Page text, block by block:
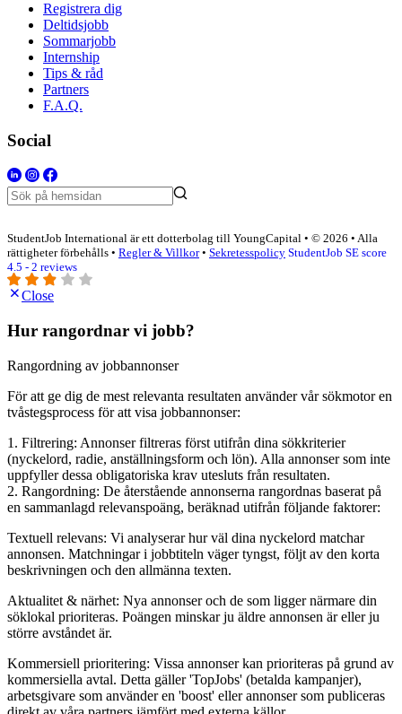
Registrera dig
Deltidsjobb
Sommarjobb
Internship
Tips & råd
Partners
F.A.Q.
Social
StudentJob International är ett dotterbolag till YoungCapital • © 2026 • Alla
rättigheter förbehålls • Regler & Villkor• Sekretesspolicy StudentJob SE score
4.5 - 2 reviews
Close
Hur rangordnar vi jobb?
Rangordning av jobbannonser
För att ge dig de mest relevanta resultaten använder vår sökmotor en
tvåstegsprocess för att visa jobbannonser:
1. Filtrering: Annonser filtreras först utifrån dina sökkriterier
(nyckelord, radie, anställningsform och lön). Alla annonser som inte
uppfyller dessa obligatoriska krav utesluts från resultaten.
2. Rangordning: De återstående annonserna rangordnas baserat på
en sammanlagd relevanspoäng, beräknad utifrån följande faktorer:
Textuell relevans: Vi analyserar hur väl dina nyckelord matchar
annonsen. Matchningar i jobbtiteln väger tyngst, följt av den korta
beskrivningen och den allmänna texten.
Aktualitet & närhet: Nya annonser och de som ligger närmare din
söklokal prioriteras. Poängen minskar ju äldre annonsen är eller ju
större avståndet är.
Kommersiell prioritering: Vissa annonser kan prioriteras på grund av
kommersiella avtal. Detta gäller 'TopJobs' (betalda kampanjer),
arbetsgivare som använder en 'boost' eller annonser som publiceras